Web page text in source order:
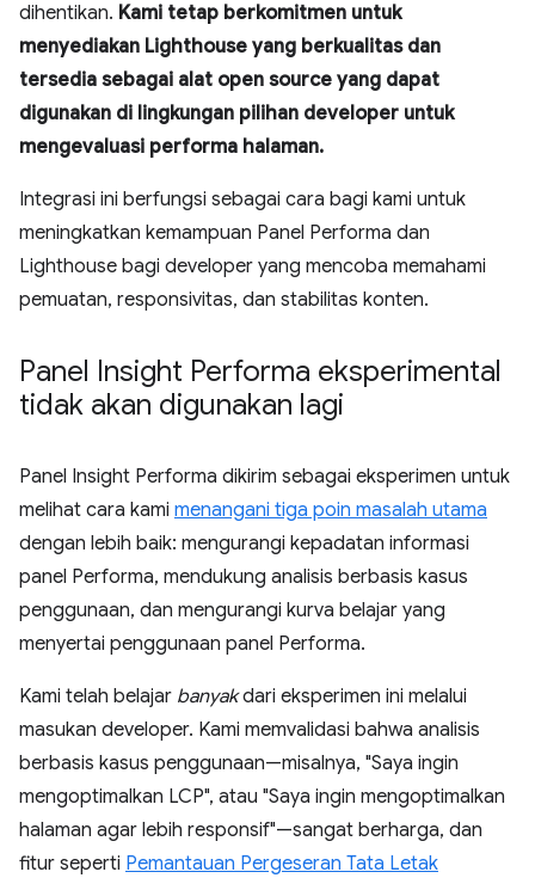
dihentikan. Kami tetap berkomitmen untuk
menyediakan Lighthouse yang berkualitas dan
tersedia sebagai alat open source yang dapat
digunakan di lingkungan pilihan developer untuk
mengevaluasi performa halaman.
Integrasi ini berfungsi sebagai cara bagi kami untuk
meningkatkan kemampuan Panel Performa dan
Lighthouse bagi developer yang mencoba memahami
pemuatan, responsivitas, dan stabilitas konten.
Panel Insight Performa eksperimental
tidak akan digunakan lagi
Panel Insight Performa dikirim sebagai eksperimen untuk
melihat cara kami menangani tiga poin masalah utama
dengan lebih baik: mengurangi kepadatan informasi
panel Performa, mendukung analisis berbasis kasus
penggunaan, dan mengurangi kurva belajar yang
menyertai penggunaan panel Performa.
Kami telah belajar banyakdari eksperimen ini melalui
masukan developer. Kami memvalidasi bahwa analisis
berbasis kasus penggunaan—misalnya, "Saya ingin
mengoptimalkan LCP", atau "Saya ingin mengoptimalkan
halaman agar lebih responsif"—sangat berharga, dan
fitur seperti Pemantauan Pergeseran Tata Letak